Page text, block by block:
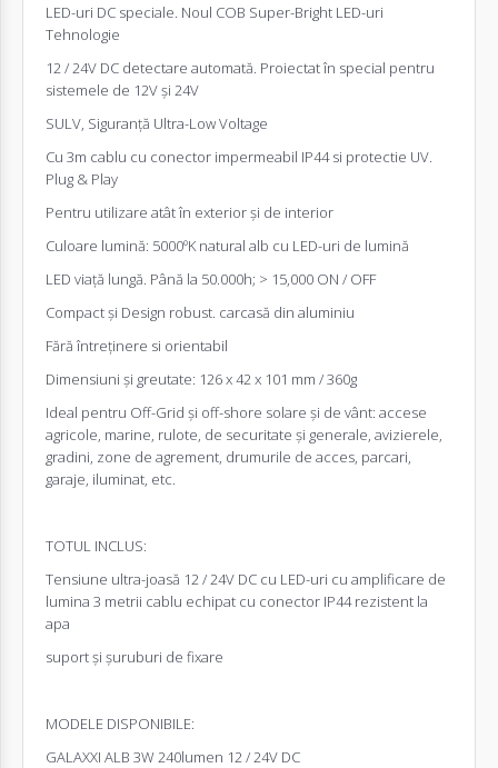
LED-uri DC speciale. Noul COB Super-Bright LED-uri
Tehnologie
12 / 24V DC detectare automată. Proiectat în special pentru
sistemele de 12V și 24V
SULV, Siguranță Ultra-Low Voltage
Cu 3m cablu cu conector impermeabil IP44 si protectie UV.
Plug & Play
Pentru utilizare atât în exterior și de interior
Culoare lumină: 5000ºK natural alb cu LED-uri de lumină
LED viață lungă. Până la 50.000h; > 15,000 ON / OFF
Compact și Design robust. carcasă din aluminiu
Fără întreținere si orientabil
Dimensiuni și greutate: 126 x 42 x 101 mm / 360g
Ideal pentru Off-Grid și off-shore solare și de vânt: accese
agricole, marine, rulote, de securitate și generale, avizierele,
gradini, zone de agrement, drumurile de acces, parcari,
garaje, iluminat, etc.
TOTUL INCLUS:
Tensiune ultra-joasă 12 / 24V DC cu LED-uri cu amplificare de
lumina 3 metrii cablu echipat cu conector IP44 rezistent la
apa
suport și șuruburi de fixare
MODELE DISPONIBILE:
GALAXXI ALB 3W 240lumen 12 / 24V DC